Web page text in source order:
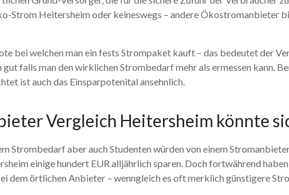
Strom Heitersheim oder keineswegs – andere Ökostromanbieter
bei welchen man ein fests Strompaket kauft – das bedeutet der
falls man den wirklichen Strombedarf mehr als ermessen kann.
ist auch das Einsparpotenital ansehnlich.
Vergleich Heitersheim könnte
Strombedarf aber auch Studenten würden von einem
einige hundert EUR alljährlich sparen. Doch fortwährend
dem örtlichen Anbieter – wenngleich es oft merklich günstigere